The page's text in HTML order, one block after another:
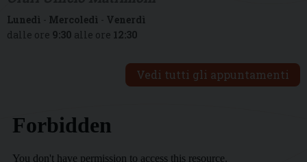
Lunedì - Mercoledì - Venerdì
dalle ore 9:30 alle ore 12:30
Vedi tutti gli appuntamenti